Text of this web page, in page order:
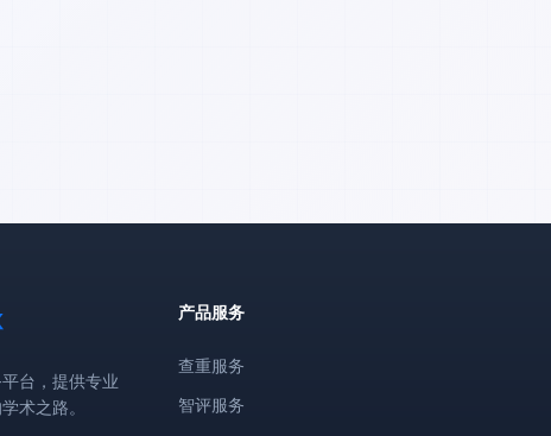
台，提供专业
术之路。
产品服务
查重服务
智评服务